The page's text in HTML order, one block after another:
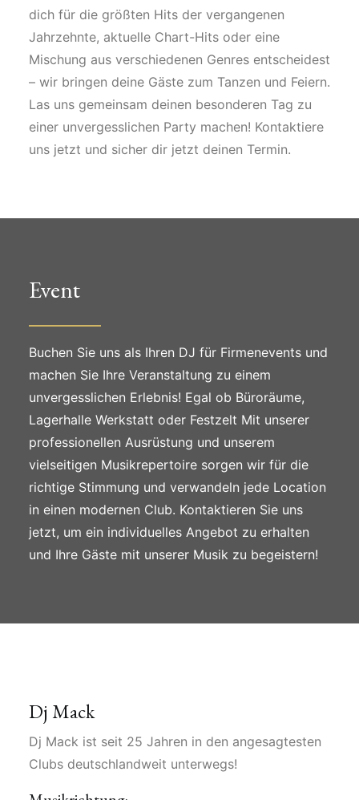
dich für die größten Hits der vergangenen
Jahrzehnte, aktuelle Chart-Hits oder eine
Mischung aus verschiedenen Genres entscheidest
– wir bringen deine Gäste zum Tanzen und Feiern.
Las uns gemeinsam deinen besonderen Tag zu
einer unvergesslichen Party machen! Kontaktiere
uns jetzt und sicher dir jetzt deinen Termin.
Event
Buchen Sie uns als Ihren DJ für Firmenevents und
machen Sie Ihre Veranstaltung zu einem
unvergesslichen Erlebnis! Egal ob Büroräume,
Lagerhalle Werkstatt oder Festzelt Mit unserer
professionellen Ausrüstung und unserem
vielseitigen Musikrepertoire sorgen wir für die
richtige Stimmung und verwandeln jede Location
in einen modernen Club. Kontaktieren Sie uns
jetzt, um ein individuelles Angebot zu erhalten
und Ihre Gäste mit unserer Musik zu begeistern!
Dj Mack
Dj Mack ist seit 25 Jahren in den angesagtesten
Clubs deutschlandweit unterwegs!